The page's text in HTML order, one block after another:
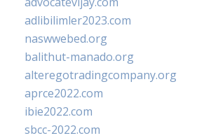
adlibilimler2023.com
naswwebed.org
balithut-manado.org
alteregotradingcompany.org
aprce2022.com
ibie2022.com
sbcc-2022.com